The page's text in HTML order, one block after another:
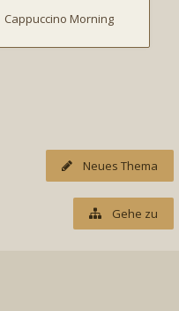
Cappuccino Morning
Neues Thema
Gehe zu